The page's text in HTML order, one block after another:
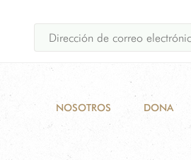
NOSOTROS DONA